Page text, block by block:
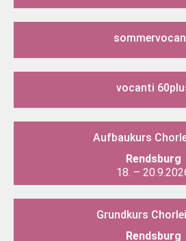
vocanti
Aufbaukurs
Rendsburg
18. –
Grundkurs
Rendsburg